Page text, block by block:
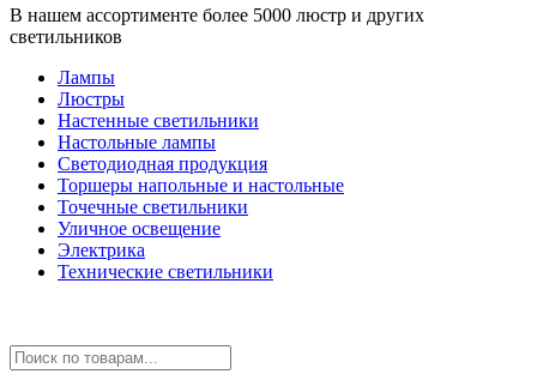
В нашем ассортименте более 5000 люстр и других
светильников
Лампы
Люстры
Настенные светильники
Настольные лампы
Светодиодная продукция
Торшеры напольные и настольные
Точечные светильники
Уличное освещение
Электрика
Технические светильники